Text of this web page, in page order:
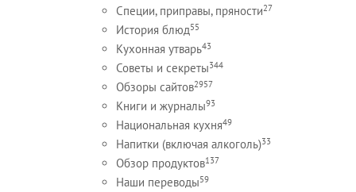
Специи, приправы, пряности27
История блюд55
Кухонная утварь43
Советы и секреты344
Обзоры сайтов2957
Книги и журналы93
Национальная кухня49
Напитки (включая алкоголь)33
Обзор продуктов137
Наши переводы59